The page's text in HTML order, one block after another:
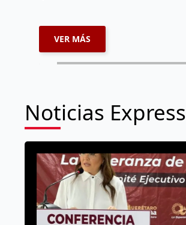
VER MÁS
Noticias Express